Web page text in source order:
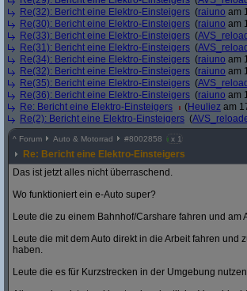
Re(32): Bericht eine Elektro-Einsteigers (raiuno am
Re(30): Bericht eine Elektro-Einsteigers (raiuno am
Re(33): Bericht eine Elektro-Einsteigers (
Re(31): Bericht eine Elektro-Einsteigers (
Re(34): Bericht eine Elektro-Einsteigers (raiuno am
Re(32): Bericht eine Elektro-Einsteigers (raiuno am
Re(35): Bericht eine Elektro-Einsteigers (
Re(36): Bericht eine Elektro-Einsteigers (raiuno am
Re: Bericht eine Elektro-Einsteigers
(Heuliez am
Re(2): Bericht eine Elektro-Einsteigers (
^ Forum Auto & Motorrad #8002858 x 1
Re: Bericht eine Elektro-Einsteigers
Das ist jetzt alles nicht überraschend.
Wo funktioniert ein e-Auto super?
Leute die zu einem Bahnhof/Carshare fahren und
Leute die mit dem Auto direkt in die Arbeit fahren
haben.
Leute die es für Kurzstrecken in der Umgebung